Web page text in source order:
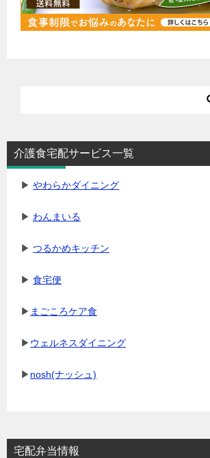
介護食宅配サービス一覧
▶ やわらかダイニング
▶ わんまいる
▶ つるかめキッチン
▶ 食宅便
▶ まごころケア食
▶ ウェルネスダイニング
▶ nosh(ナッシュ)
宅配弁当情報